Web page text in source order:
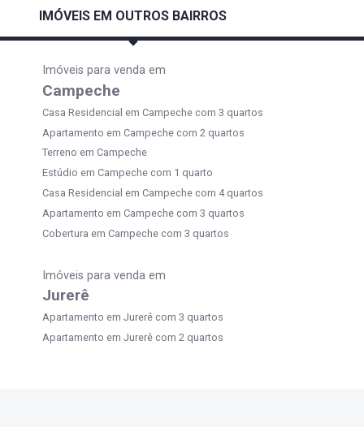
IMÓVEIS EM OUTROS BAIRROS
Imóveis para venda em
Campeche
Casa Residencial em Campeche com 3 quartos
Apartamento em Campeche com 2 quartos
Terreno em Campeche
Estúdio em Campeche com 1 quarto
Casa Residencial em Campeche com 4 quartos
Apartamento em Campeche com 3 quartos
Cobertura em Campeche com 3 quartos
Imóveis para venda em
Jurerê
Apartamento em Jurerê com 3 quartos
Apartamento em Jurerê com 2 quartos